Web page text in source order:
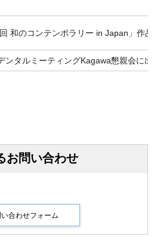
回 和のコンテンポラリー in Japan」作
ンタルミーティングKagawa懇親会に
お問い合わせ